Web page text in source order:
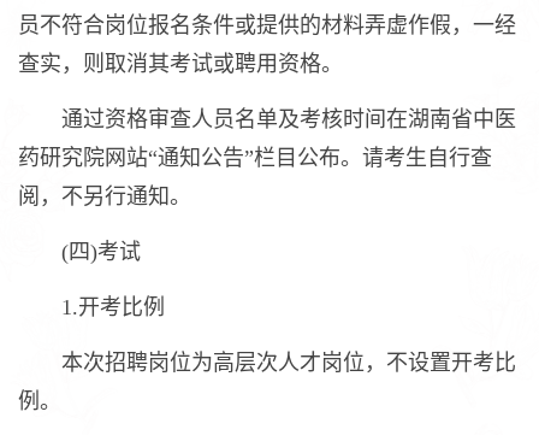
员不符合岗位报名条件或提供的材料弄虚作假，一经
查实，则取消其考试或聘用资格。
通过资格审查人员名单及考核时间在湖南省中医
药研究院网站“通知公告”栏目公布。请考生自行查
阅，不另行通知。
(四)考试
1.开考比例
本次招聘岗位为高层次人才岗位，不设置开考比
例。